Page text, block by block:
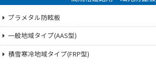
プラメタル防眩板
一般地域タイプ(AAS型)
積雪寒冷地域タイプ(FRP型)